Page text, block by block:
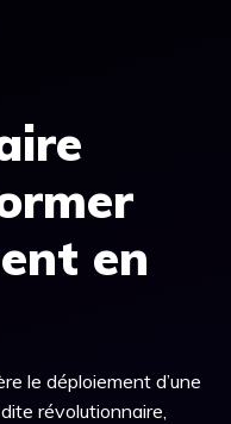
en
le déploiement d’une
révolutionnaire,